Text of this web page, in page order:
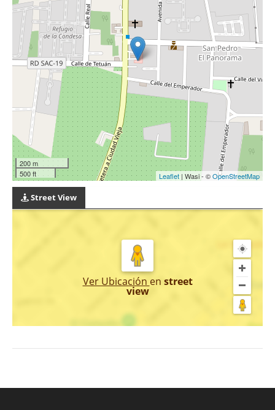
200 m
500 ft
Leaflet | Wasi - ©OpenStreetMap
Street View
Ver Ubicación en street
view